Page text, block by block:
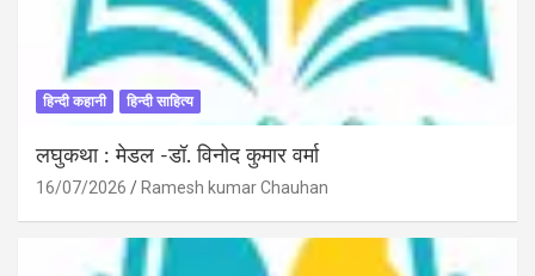
हिन्दी कहानी हिन्दी साहित्य
लघुकथा : मेडल -डॉ. विनोद कुमार वर्मा
16/07/2026 Ramesh kumar Chauhan